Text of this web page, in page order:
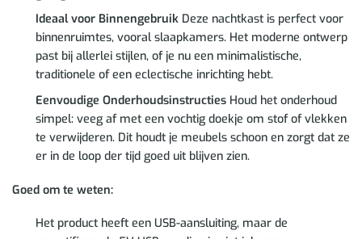
Ideaal voor BinnengebruikDeze nachtkast is perfect voor
binnenruimtes, vooral slaapkamers. Het moderne ontwerp
past bij allerlei stijlen, of je nu een minimalistische,
traditionele of een eclectische inrichting hebt.
Eenvoudige OnderhoudsinstructiesHoud het onderhoud
simpel: veeg af met een vochtig doekje om stof of vlekken
te verwijderen. Dit houdt je meubels schoon en zorgt dat ze
er in de loop der tijd goed uit blijven zien.
Goed om te weten:
Het product heeft een USB-aansluiting, maar de